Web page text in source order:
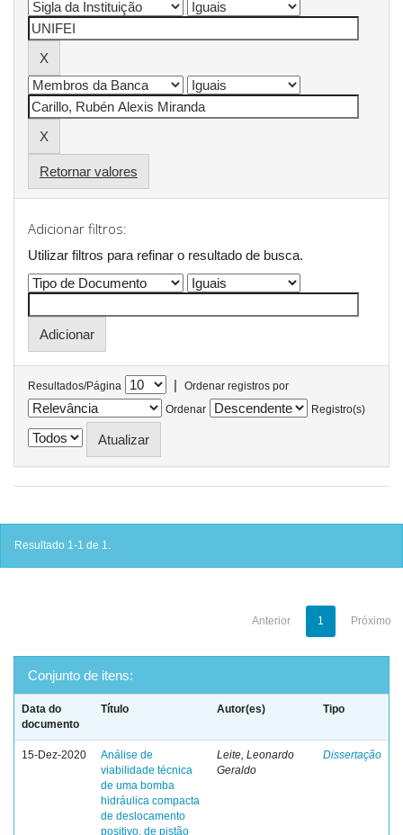
Retornar valores
Adicionar filtros:
Utilizar filtros para refinar o resultado de busca.
Resultados/Página |
Ordenar registros por
Ordenar
Registro(s)
Resultado 1-1 de 1.
Anterior 1 Próximo
Conjunto de itens:
Data do
documento
Título Autor(es) Tipo
15-Dez-2020
Análise de
viabilidade técnica
de uma bomba
hidráulica compacta
de deslocamento
positivo, de pistão
Leite, Leonardo
Geraldo
Dissertação